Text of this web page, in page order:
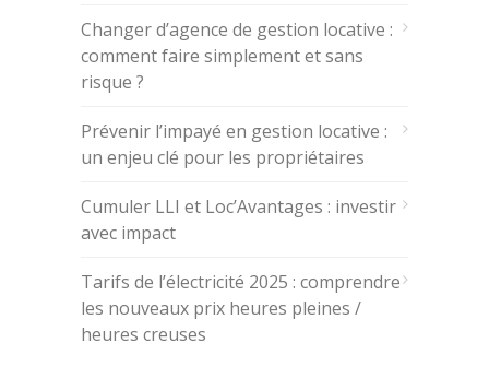
Changer d’agence de gestion locative :
comment faire simplement et sans
risque ?
Prévenir l’impayé en gestion locative :
un enjeu clé pour les propriétaires
Cumuler LLI et Loc’Avantages : investir
avec impact
Tarifs de l’électricité 2025 : comprendre
les nouveaux prix heures pleines /
heures creuses